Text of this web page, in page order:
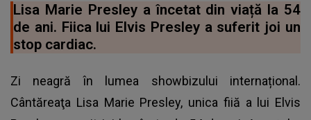
Lisa Marie Presley a încetat din viață la 54
de ani. Fiica lui Elvis Presley a suferit joi un
stop cardiac.
Zi neagră în lumea showbizului internațional.
Cântăreaţa Lisa Marie Presley, unica fiiă a lui Elvis